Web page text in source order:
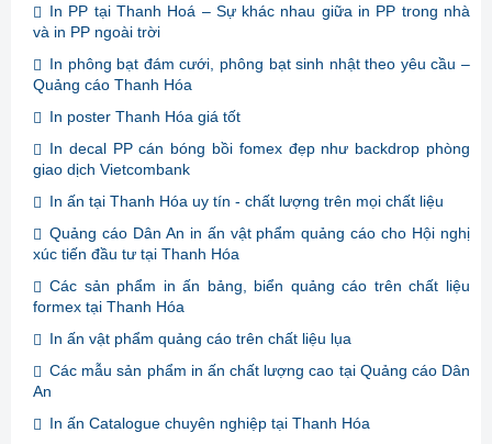
In PP tại Thanh Hoá – Sự khác nhau giữa in PP trong nhà
và in PP ngoài trời
In phông bạt đám cưới, phông bạt sinh nhật theo yêu cầu –
Quảng cáo Thanh Hóa
In poster Thanh Hóa giá tốt
In decal PP cán bóng bồi fomex đẹp như backdrop phòng
giao dịch Vietcombank
In ấn tại Thanh Hóa uy tín - chất lượng trên mọi chất liệu
Quảng cáo Dân An in ấn vật phẩm quảng cáo cho Hội nghị
xúc tiến đầu tư tại Thanh Hóa
Các sản phẩm in ấn bảng, biển quảng cáo trên chất liệu
formex tại Thanh Hóa
In ấn vật phẩm quảng cáo trên chất liệu lụa
Các mẫu sản phẩm in ấn chất lượng cao tại Quảng cáo Dân
An
In ấn Catalogue chuyên nghiệp tại Thanh Hóa